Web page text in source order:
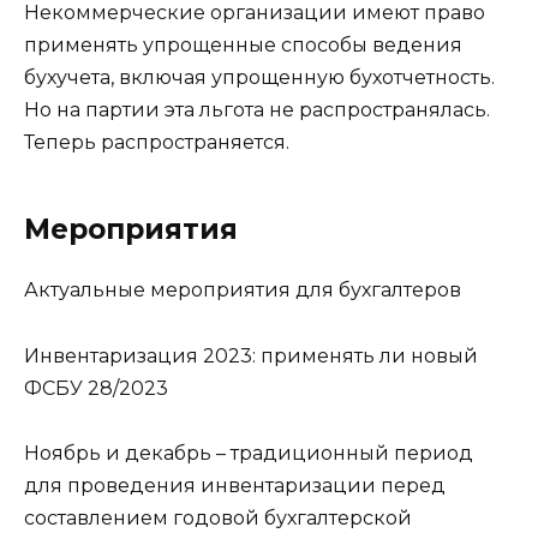
Некоммерческие организации имеют право
применять упрощенные способы ведения
бухучета, включая упрощенную бухотчетность.
Но на партии эта льгота не распространялась.
Теперь распространяется.
Мероприятия
Актуальные мероприятия для бухгалтеров
Инвентаризация 2023: применять ли новый
ФСБУ 28/2023
Ноябрь и декабрь – традиционный период
для проведения инвентаризации перед
составлением годовой бухгалтерской